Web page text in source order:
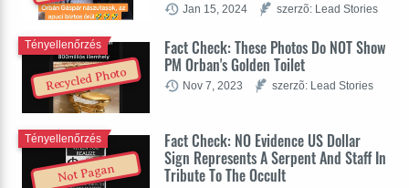
Jan 15, 2024 szerzõ: Lead Stories
Recycled Photo
Fact Check: These Photos Do NOT Show
PM Orban's Golden Toilet
Tényellenőrzés
Nov 7, 2023 szerzõ: Lead Stories
Not Pagan
Fact Check: NO Evidence US Dollar
Sign Represents A Serpent And Staff In
Tribute To The Occult
Tényellenőrzés